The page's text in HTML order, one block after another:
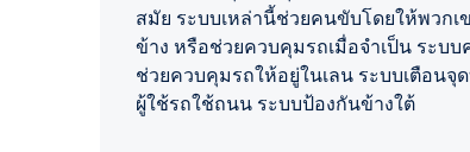
สมัย ระบบเหล่านี้ช่วยคนขับโดยให้พวกเ
ข้าง หรือช่วยควบคุมรถเมื่อจำเป็น ระบ
ช่วยควบคุมรถให้อยู่ในเลน ระบบเตือนจุ
ผู้ใช้รถใช้ถนน ระบบป้องกันข้างใต้